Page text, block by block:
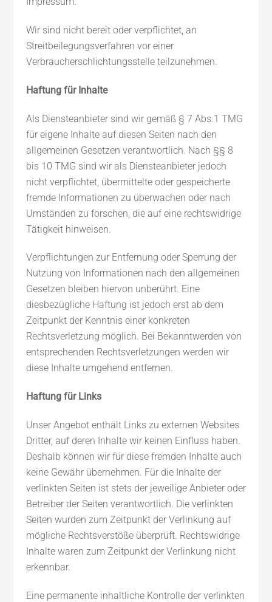
Wir sind nicht bereit oder verpflichtet, an
Streitbeilegungsverfahren vor einer
Verbraucherschlichtungsstelle teilzunehmen.
Haftung für Inhalte
Als Diensteanbieter sind wir gemäß § 7 Abs.1 TMG
für eigene Inhalte auf diesen Seiten nach den
allgemeinen Gesetzen verantwortlich. Nach §§ 8
bis 10 TMG sind wir als Diensteanbieter jedoch
nicht verpflichtet, übermittelte oder gespeicherte
fremde Informationen zu überwachen oder nach
Umständen zu forschen, die auf eine rechtswidrige
Tätigkeit hinweisen.
Verpflichtungen zur Entfernung oder Sperrung der
Nutzung von Informationen nach den allgemeinen
Gesetzen bleiben hiervon unberührt. Eine
diesbezügliche Haftung ist jedoch erst ab dem
Zeitpunkt der Kenntnis einer konkreten
Rechtsverletzung möglich. Bei Bekanntwerden von
entsprechenden Rechtsverletzungen werden wir
diese Inhalte umgehend entfernen.
Haftung für Links
Unser Angebot enthält Links zu externen Websites
Dritter, auf deren Inhalte wir keinen Einfluss haben.
Deshalb können wir für diese fremden Inhalte auch
keine Gewähr übernehmen. Für die Inhalte der
verlinkten Seiten ist stets der jeweilige Anbieter oder
Betreiber der Seiten verantwortlich. Die verlinkten
Seiten wurden zum Zeitpunkt der Verlinkung auf
mögliche Rechtsverstöße überprüft. Rechtswidrige
Inhalte waren zum Zeitpunkt der Verlinkung nicht
erkennbar.
Eine permanente inhaltliche Kontrolle der verlinkten